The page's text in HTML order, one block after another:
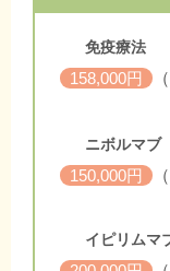
免疫療法
158,000円
ニボルマブ
150,000円
イピリムマ